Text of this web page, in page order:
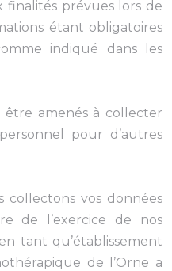
prévues lors de
étant obligatoires
indiqué dans les
être amenés à collecter
pour d’autres
collectons vos données
de l’exercice de nos
tant qu’établissement
de l’Orne a